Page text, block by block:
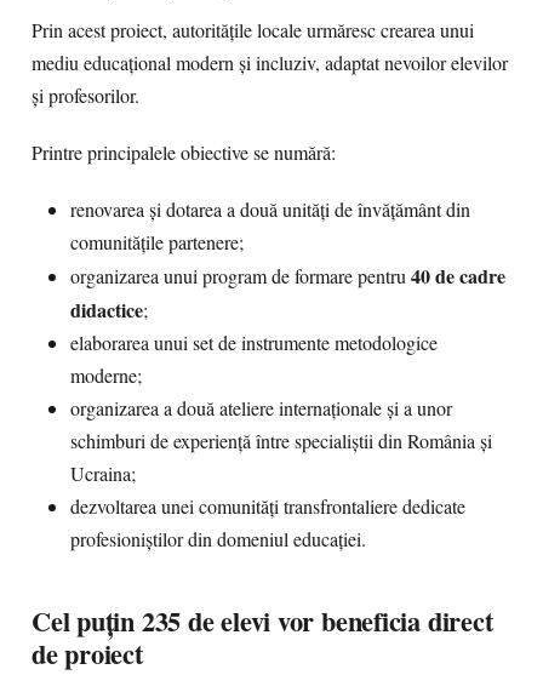
Prin acest proiect, autoritățile locale urmăresc crearea unui
mediu educațional modern și incluziv, adaptat nevoilor elevilor
și profesorilor.
Printre principalele obiective se numără:
renovarea și dotarea a două unități de învățământ din
comunitățile partenere;
organizarea unui program de formare pentru40 de cadre
didactice;
elaborarea unui set de instrumente metodologice
moderne;
organizarea a două ateliere internaționale și a unor
schimburi de experiență între specialiștii din România și
Ucraina;
dezvoltarea unei comunități transfrontaliere dedicate
profesioniștilor din domeniul educației.
Cel puțin 235 de elevi vor beneficia direct
de proiect